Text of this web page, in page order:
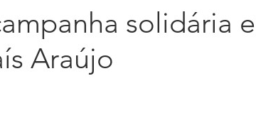
NOTÍCIAS ESTUDO PARA OS 12
solidária
Araújo